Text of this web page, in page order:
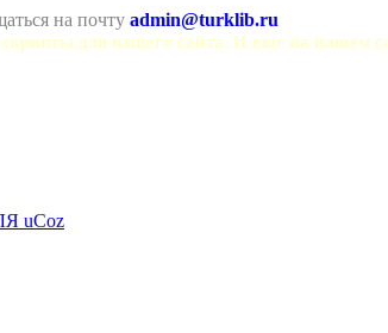
на почту admin@turklib.ru
для вашего сайта. И еще на нашем